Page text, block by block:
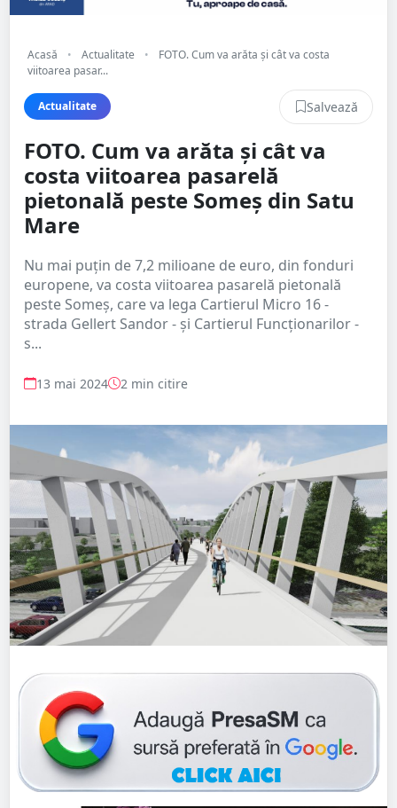
Acasă • Actualitate •
FOTO. Cum va arăta și cât va costa
viitoarea pasar...
Actualitate Salvează
FOTO. Cum va arăta și cât va
costa viitoarea pasarelă
pietonală peste Someș din Satu
Mare
Nu mai puțin de 7,2 milioane de euro, din fonduri
europene, va costa viitoarea pasarelă pietonală
peste Someș, care va lega Cartierul Micro 16 -
strada Gellert Sandor - și Cartierul Funcționarilor -
s...
13 mai 2024 2 min citire